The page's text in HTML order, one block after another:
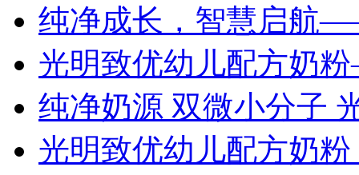
纯净成长，智慧启航
光明致优幼儿配方奶
纯净奶源 双微小分子
光明致优幼儿配方奶